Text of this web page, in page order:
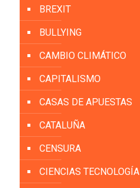
BREXIT
BULLYING
CAMBIO CLIMÁTICO
CAPITALISMO
CASAS DE APUESTAS
CATALUÑA
CENSURA
CIENCIAS TECNOLOGÍA